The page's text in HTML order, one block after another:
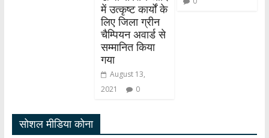
में उत्कृष्ट कार्यों के
लिए जिला ग्रीन
चैम्पियन अवार्ड से
सम्मानित किया
गया
August 13,
2021
0
सोशल मीडिया कोना